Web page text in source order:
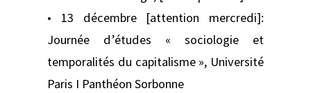
• 13 décembre [attention mercredi]:
Journée d’études « sociologie et
temporalités du capitalisme », Université
Paris I Panthéon Sorbonne